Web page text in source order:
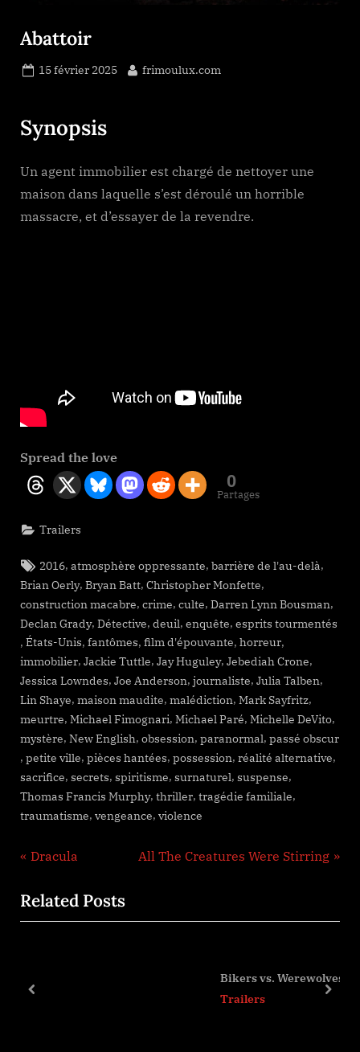
Abattoir
Posted
15 février 2025 By
frimoulux.com
Synopsis
Un agent immobilier est chargé de nettoyer une
maison dans laquelle s’est déroulé un horrible
massacre, et d’essayer de la revendre.
Spread the love
0
Partages
Trailers
Tags:
2016,atmosphère oppressante,barrière de l'au-delà,
Brian Oerly, Bryan Batt, Christopher Monfette,
construction macabre, crime, culte, Darren Lynn Bousman,
Declan Grady, Détective, deuil, enquête, esprits tourmentés
, États-Unis, fantômes, film d'épouvante, horreur,
immobilier, Jackie Tuttle, Jay Huguley, Jebediah Crone,
Jessica Lowndes, Joe Anderson, journaliste, Julia Talben,
Lin Shaye, maison maudite, malédiction, Mark Sayfritz,
meurtre, Michael Fimognari, Michael Paré, Michelle DeVito,
mystère, New English, obsession, paranormal, passé obscur
, petite ville, pièces hantées, possession, réalité alternative,
sacrifice, secrets, spiritisme, surnaturel, suspense,
Thomas Francis Murphy, thriller, tragédie familiale,
traumatisme, vengeance, violence
Navigation
de
l’article
P
e
v
u
Dracula
N
t
All The Creatures Were Stirring
Related Posts
Bikers vs. Werewolves
prev next